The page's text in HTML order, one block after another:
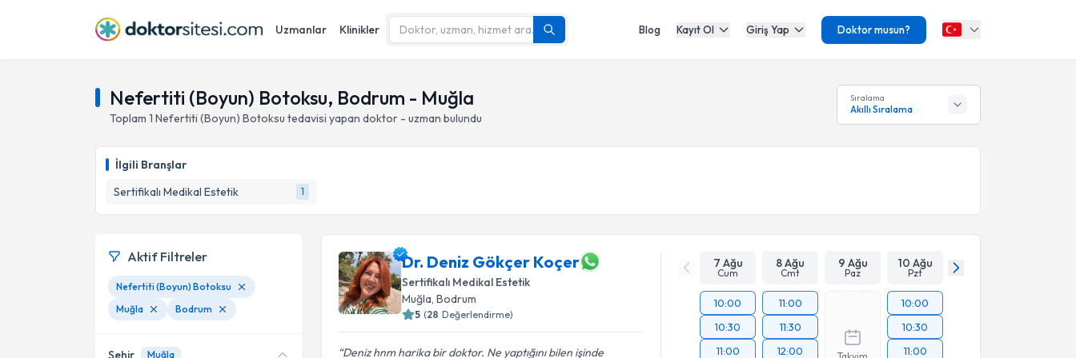
Uzmanlar Klinikler Blog Kayıt Ol Giriş Yap Doktor musun?
Nefertiti (Boyun) Botoksu, Bodrum - Muğla
Toplam 1 Nefertiti (Boyun) Botoksu tedavisi yapan doktor - uzman bulundu
Sıralama
Akıllı Sıralama
İlgili Branşlar
Sertifikalı Medikal Estetik
1
Dr. Deniz Gökçer Koçer
Sertifikalı Medikal Estetik
Muğla, Bodrum
5 (28 Değerlendirme)
Deniz hnm harika bir doktor. Ne yaptığını bilen işinde
7 Ağu
Cum
8 Ağu
Cmt
9 Ağu
Paz
10 Ağu
Pzt
10:00
10:30
11:00
11:00
11:30
12:00
10:00
10:30
11:00
Aktif Filtreler
Nefertiti (Boyun) Botoksu
Muğla
Bodrum
Şehir Muğla